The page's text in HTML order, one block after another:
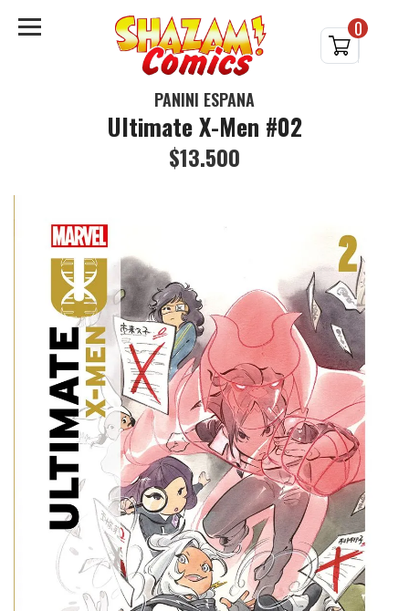
0
PANINI ESPAÑA
Ultimate X-Men #02
$13.500